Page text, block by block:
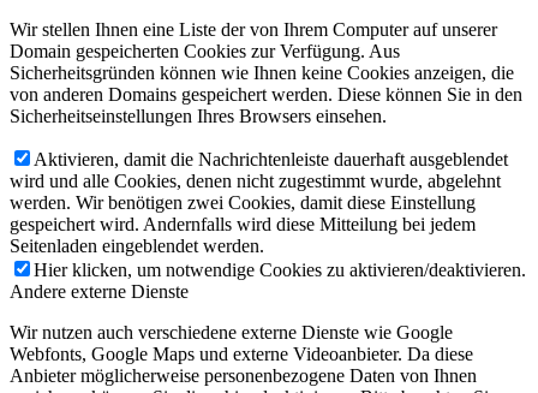
Wir stellen Ihnen eine Liste der von Ihrem Computer auf unserer
Domain gespeicherten Cookies zur Verfügung. Aus
Sicherheitsgründen können wie Ihnen keine Cookies anzeigen, die
von anderen Domains gespeichert werden. Diese können Sie in den
Sicherheitseinstellungen Ihres Browsers einsehen.
Aktivieren, damit die Nachrichtenleiste dauerhaft ausgeblendet
wird und alle Cookies, denen nicht zugestimmt wurde, abgelehnt
werden. Wir benötigen zwei Cookies, damit diese Einstellung
gespeichert wird. Andernfalls wird diese Mitteilung bei jedem
Seitenladen eingeblendet werden.
Hier klicken, um notwendige Cookies zu aktivieren/deaktivieren.
Andere externe Dienste
Wir nutzen auch verschiedene externe Dienste wie Google
Webfonts, Google Maps und externe Videoanbieter. Da diese
Anbieter möglicherweise personenbezogene Daten von Ihnen